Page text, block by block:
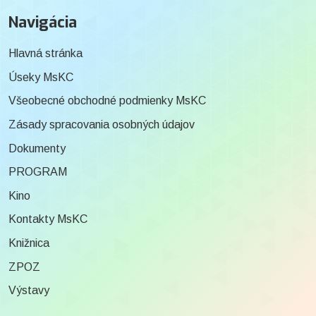
Navigácia
Hlavná stránka
Úseky MsKC
Všeobecné obchodné podmienky MsKC
Zásady spracovania osobných údajov
Dokumenty
PROGRAM
Kino
Kontakty MsKC
Knižnica
ZPOZ
Výstavy